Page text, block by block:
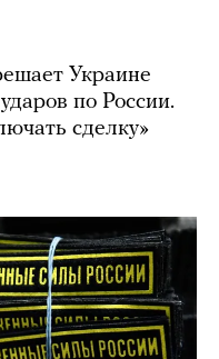
Украине
по России.
сделку»